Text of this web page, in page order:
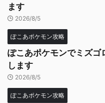
ます
2026/8/5
ぽこあポケモン攻略
ぽこあポケモンでミズゴ
します
2026/8/5
ぽこあポケモン攻略